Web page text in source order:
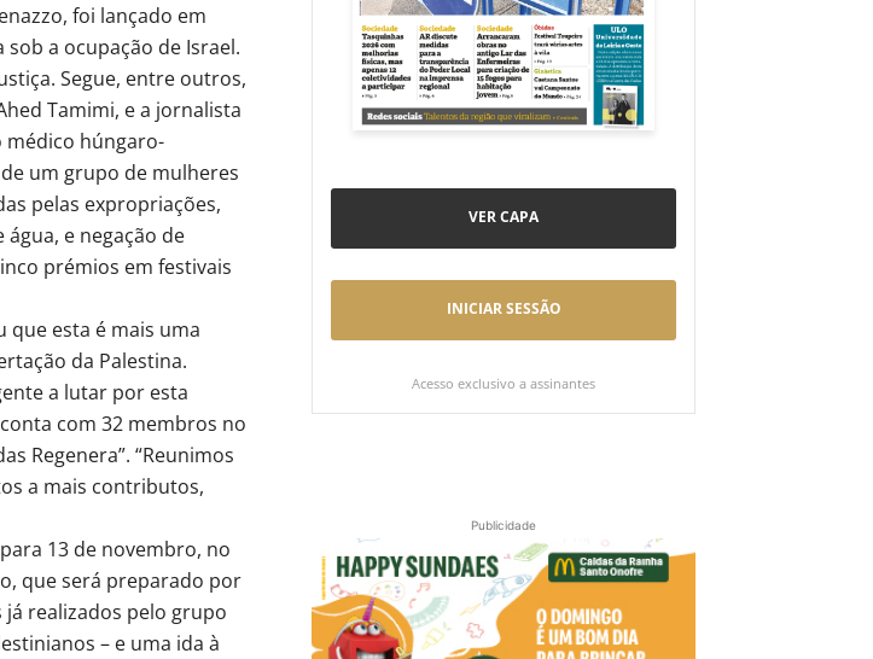
foi lançado em
a ocupação de Israel.
Segue, entre outros,
Tamimi, e a jornalista
médico húngaro-
um grupo de mulheres
pelas expropriações,
e negação de
prémios em festivais
que esta é mais uma
da Palestina.
a lutar por esta
com 32 membros no
Regenera”. “Reunimos
a mais contributos,
13 de novembro, no
que será preparado por
realizados pelo grupo
– e uma ida à
VER CAPA
INICIAR SESSÃO
Acesso exclusivo a assinantes
Publicidade